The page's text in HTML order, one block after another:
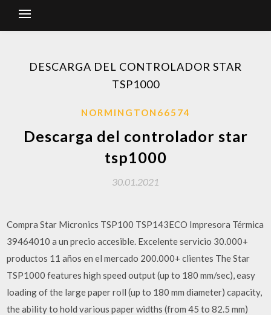
DESCARGA DEL CONTROLADOR STAR
TSP1000
NORMINGTON66574
Descarga del controlador star
tsp1000
30.01.2021
Compra Star Micronics TSP100 TSP143ECO Impresora Térmica
39464010 a un precio accesible. Excelente servicio 30.000+
productos 11 años en el mercado 200.000+ clientes The Star
TSP1000 features high speed output (up to 180 mm/sec), easy
loading of the large paper roll (up to 180 mm diameter) capacity,
the ability to hold various paper widths (from 45 to 82.5 mm)